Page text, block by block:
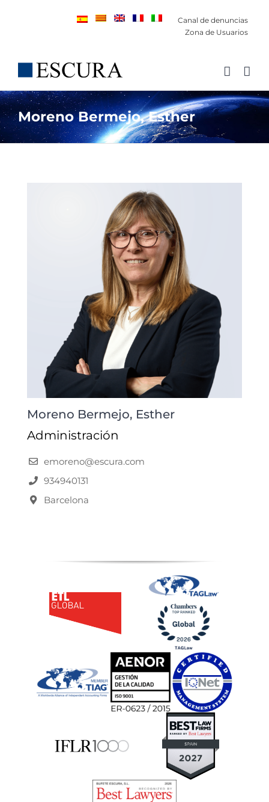
Canal de denuncias
Zona de Usuarios
Moreno Bermejo, Esther
Moreno Bermejo, Esther
Administración
emoreno@escura.com
934940131
Barcelona